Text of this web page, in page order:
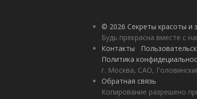
© 2026 Секреты красоты и
Будь прекрасна вместе с
Контакты
Политика
г. Москва, САО,
Обратная связь
Копирование разрешено